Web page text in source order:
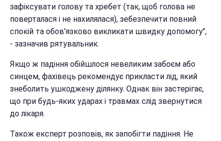
зафiксувати голову та хребет (так, щоб голова не
поверталася i не нахилялася), зебезпечити повний
спокiй та обов'язково викликати швидку допомогу",
- зазначив рятувальник.
Якщо ж падіння обійшлося невеликим забоєм або
синцем, фахівець рекомендує прикласти лід, який
знеболить ушкоджену ділянку. Однак він застерігає,
що при будь-яких ударах і травмах слід звернутися
до лікаря.
Також експерт розповів, як запобігти падіння. Не